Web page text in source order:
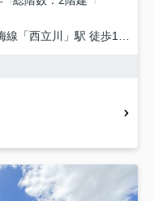
線 「西立川 」駅 徒歩14分